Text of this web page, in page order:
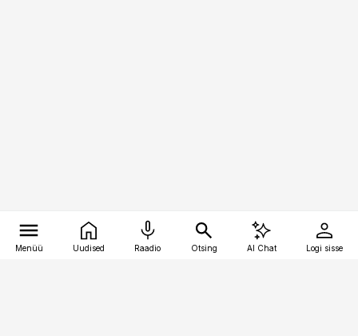
Menüü Uudised Raadio Otsing AI Chat Logi sisse